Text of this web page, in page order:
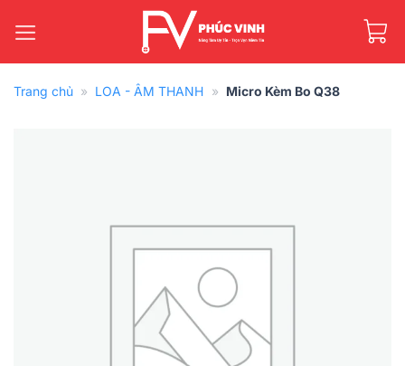
qua
Trang chủ » LOA - ÂM THANH » Micro Kèm Bo Q38